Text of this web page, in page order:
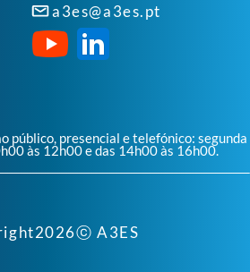
a3es@a3es.pt
público, presencial e telefónico: segunda
às 12h00 e das 14h00 às 16h00.
2026ⓒ A3ES